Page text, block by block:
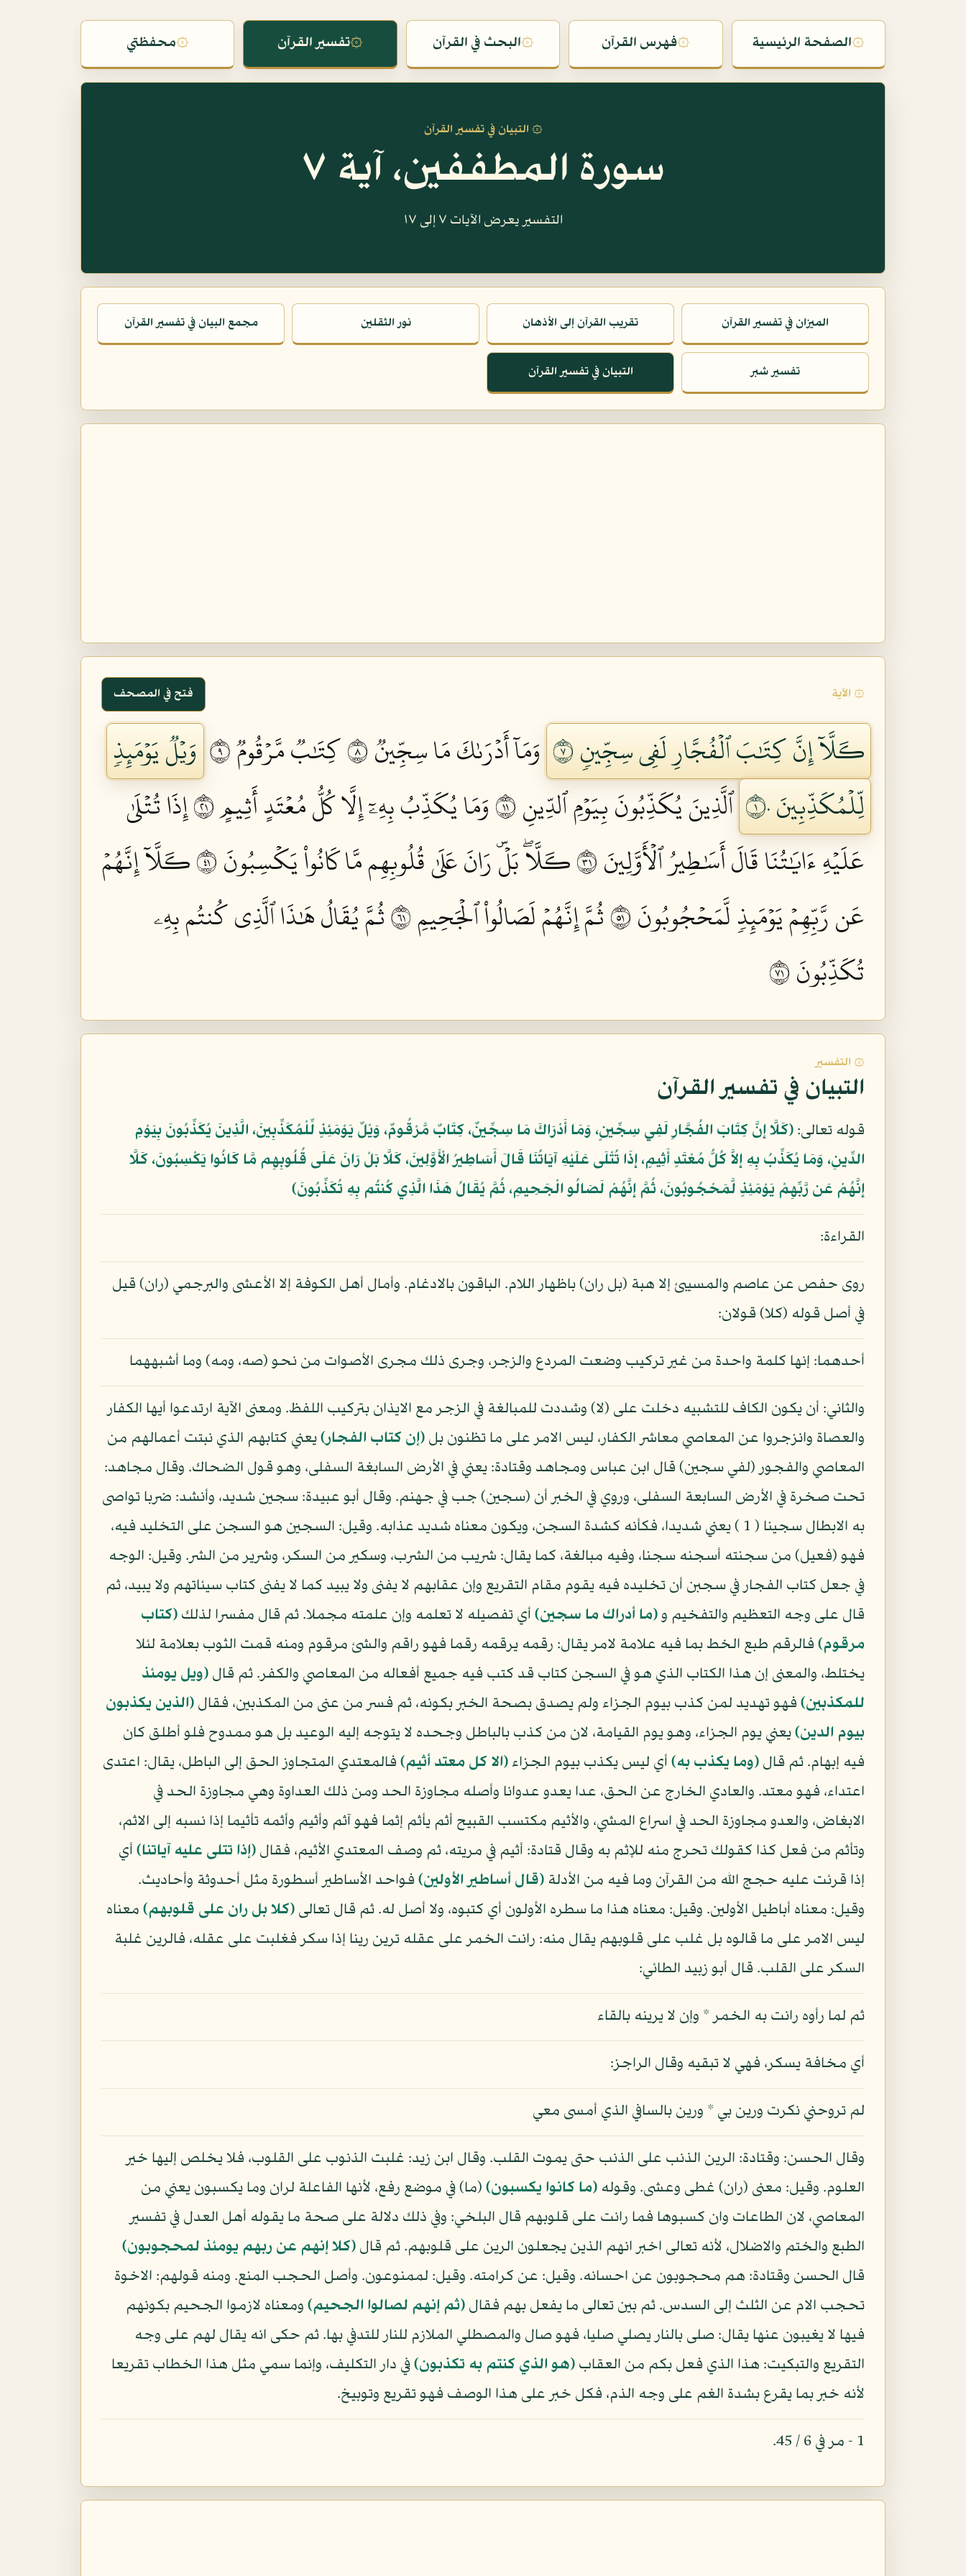
۞الصفحة الرئيسية ۞فهرس القرآن ۞البحث في القرآن ۞تفسير القرآن ۞محفظتي
۞ التبيان في تفسير القرآن
سورة المطففين، آية ٧
التفسير يعرض الآيات ٧ إلى ١٧
الميزان في تفسير القرآن تقريب القرآن إلى الأذهان نور الثقلين مجمع البيان في تفسير القرآن
تفسير شبر التبيان في تفسير القرآن
۞ الآية فتح في المصحف
كـَلَّآ إِنَّ كِتَٰبَ ٱلۡفُجَّارِ لَفِي سِجِّينٖ ٧ وَمَآ أَدۡرَىٰكَ مَا سِجِّينٞ ٨ كِتَٰبٞ مَّرۡقُومٞ ٩
وَيۡلٞ يَوۡمَئِذٖ
لِّلۡمُكَذِّبِينَ ١٠
ٱلَّذِينَ يُكَذِّبُونَ بِيَوۡمِ ٱلدِّينِ ١١ وَمَا يُكَذِّبُ بِهِۦٓ إِلَّا كُلُّ مُعۡتَدٍ أَثِيمٍ ١٢
إِذَا تُتۡلَىٰ
عَلَيۡهِ ءَايَٰتُنَا قَالَ أَسَٰطِيرُ ٱلۡأَوَّلِينَ ١٣
كـَلَّاۖ بَلۡۜ رَانَ عَلَىٰ قُلُوبِهِم مَّا كَانُواْ يَكۡسِبُونَ ١٤
كـَلَّآ إِنَّهُمۡ
عَن رَّبِّهِمۡ يَوۡمَئِذٖ لَّمَحۡجُوبُونَ ١٥
ثُمَّ إِنَّهُمۡ لَصَالُواْ ٱلۡجَحِيمِ ١٦
ثُمَّ يُقَالُ هَٰذَا ٱلَّذِي كُنتُم بِهِۦ
تُكَذِّبُونَ ١٧
۞ التفسير
التبيان في تفسير القرآن
قوله تعالى: ﴿كَلَّا إِنَّ كِتَابَ الفُجَّارِ لَفِي سِجِّينٍ، وَمَا أَدْرَاكَ مَا سِجِّينٌ، كِتَابٌ مَّرْقُومٌ، وَيْلٌ يَوْمَئِذٍ لِّلْمُكَذِّبِينَ، الَّذِينَ يُكَذِّبُونَ بِيَوْمِ
الدِّينِ، وَمَا يُكَذِّبُ بِهِ إِلاَّ كُلُّ مُعْتَدٍ أَثِيمٍ، إِذَا تُتْلَى عَلَيْهِ آيَاتُنَا قَالَ أَسَاطِيرُ الْأَوَّلِينَ، كَلَّا بَلْ رَانَ عَلَى قُلُوبِهِم مَّا كَانُوا يَكْسِبُونَ، كَلَّا
إِنَّهُمْ عَن رَّبِّهِمْ يَوْمَئِذٍ لَّمَحْجُوبُونَ، ثُمَّ إِنَّهُمْ لَصَالُو الْجَحِيمِ، ثُمَّ يُقَالُ هَذَا الَّذِي كُنتُم بِهِ تُكَذِّبُونَ﴾
القراءة:
روى حفص عن عاصم والمسيبئ إلا هبة (بل ران) باظهار اللام. الباقون بالادغام. وأمال أهل الكوفة إلا الأعشى والبرجمي (ران) قيل
في أصل قوله (كلا) قولان:
أحدهما: إنها كلمة واحدة من غير تركيب وضعت المردع والزجر، وجرى ذلك مجرى الأصوات من نحو (صه، ومه) وما أشبههما
والثاني: أن يكون الكاف للتشبيه دخلت على (لا) وشددت للمبالغة في الزجر مع الايذان بتركيب اللفظ. ومعنى الآية ارتدعوا أيها الكفار
والعصاة وانزجروا عن المعاصي معاشر الكفار، ليس الامر على ما تظنون بل (إن كتاب الفجار)يعني كتابهم الذي نبتت أعمالهم من
المعاصي والفجور (لفي سجين) قال ابن عباس ومجاهد وقتادة: يعني في الأرض السابغة السفلى، وهو قول الضحاك. وقال مجاهد:
تحت صخرة في الأرض السابعة السفلى، وروي في الخبر أن (سجين) جب في جهنم. وقال أبو عبيدة: سجين شديد، وأنشد: ضربا تواصى
به الابطال سجينا ( 1 ) يعني شديدا، فكأنه كشدة السجن، ويكون معناه شديد عذابه. وقيل: السجين هو السجن على التخليد فيه،
فهو (فعيل) من سجنته أسجنه سجنا، وفيه مبالغة، كما يقال: شريب من الشرب، وسكير من السكر، وشرير من الشر. وقيل: الوجه
في جعل كتاب الفجار في سجبن أن تخليده فيه يقوم مقام التقريع وإن عقابهم لا يفنى ولا يبيد كما لا يفنى كتاب سيئاتهم ولا يبيد، ثم
قال على وجه التعظيم والتفخيم و(ما أدراك ما سجين) أي تفصيله لا تعلمه وإن علمته مجملا. ثم قال مفسرا لذلك (كتاب
مرقوم) فالرقم طبع الخط بما فيه علامة لامر يقال: رقمه يرقمه رقما فهو راقم والشئ مرقوم ومنه قمت الثوب بعلامة لئلا
يختلط، والمعنى إن هذا الكتاب الذي هو في السجن كتاب قد كتب فيه جميع أفعاله من المعاصي والكفر. ثم قال (ويل يومئذ
للمكذبين) فهو تهديد لمن كذب بيوم الجزاء ولم يصدق بصحة الخبر بكونه، ثم فسر من عنى من المكذبين، فقال (الذين يكذبون
بيوم الدين)يعني يوم الجزاء، وهو يوم القيامة، لان من كذب بالباطل وجحده لا يتوجه إليه الوعيد بل هو ممدوح فلو أطلق كان
فيه إبهام. ثم قال (وما يكذب به) أي ليس يكذب بيوم الجزاء (الا كل معتد أثيم) فالمعتدي المتجاوز الحق إلى الباطل، يقال: اعتدى
اعتداء، فهو معتد. والعادي الخارج عن الحق، عدا يعدو عدوانا وأصله مجاوزة الحد ومن ذلك العداوة وهي مجاوزة الحد في
الابغاض، والعدو مجاوزة الحد في اسراع المشي، والأثيم مكتسب القبيح أثم يأثم إثما فهو آثم وأثيم وأثمه تأثيما إذا نسبه إلى الاثم،
وتأثم من فعل كذا كقولك تحرج منه للإثم به وقال قتادة: أثيم في مريته، ثم وصف المعتدي الأثيم، فقال (إذا تتلى عليه آياتنا) أي
إذا قرئت عليه حجج الله من القرآن وما فيه من الأدلة (قال أساطير الأولين) فواحد الأساطير أسطورة مثل أحدوثة وأحاديث.
وقيل: معناه أباطيل الأولين. وقيل: معناه هذا ما سطره الأولون أي كتبوه، ولا أصل له. ثم قال تعالى (كلا بل ران على قلوبهم) معناه
ليس الامر على ما قالوه بل غلب على قلوبهم يقال منه: رانت الخمر على عقله ترين رينا إذا سكر فغلبت على عقله، فالرين غلبة
السكر على القلب. قال أبو زبيد الطائي:
ثم لما رأوه رانت به الخمر * وإن لا يرينه بالقاء
أي مخافة يسكر، فهي لا تبقيه وقال الراجز:
لم تروحني نكرت ورين بي * ورين بالسافي الذي أمسى معي
وقال الحسن: وقتادة: الرين الذنب على الذنب حتى يموت القلب. وقال ابن زيد: غلبت الذنوب على القلوب، فلا يخلص إليها خير
العلوم. وقيل: معنى (ران) غطى وعشى. وقوله (ما كانوا يكسبون) (ما) في موضع رفع، لأنها الفاعلة لران وما يكسبون يعني من
المعاصي، لان الطاعات وان كسبوها فما رانت على قلوبهم قال البلخي: وفي ذلك دلالة على صحة ما يقوله أهل العدل في تفسير
الطبع والختم والاضلال، لأنه تعالى اخبر انهم الذين يجعلون الرين على قلوبهم. ثم قال (كلا إنهم عن ربهم يومئذ لمحجوبون)
قال الحسن وقتادة: هم محجوبون عن احسانه. وقيل: عن كرامته. وقيل: لممنوعون. وأصل الحجب المنع. ومنه قولهم: الاخوة
تحجب الام عن الثلث إلى السدس. ثم بين تعالى ما يفعل بهم فقال (ثم إنهم لصالوا الجحيم) ومعناه لازموا الجحيم بكونهم
فيها لا يغيبون عنها يقال: صلى بالنار يصلي صليا، فهو صال والمصطلي الملازم للنار للتدفي بها. ثم حكى انه يقال لهم على وجه
التقريع والتبكيت: هذا الذي فعل بكم من العقاب (هو الذي كنتم به تكذبون)في دار التكليف، وإنما سمي مثل هذا الخطاب تقريعا
لأنه خبر بما يقرع بشدة الغم على وجه الذم، فكل خبر على هذا الوصف فهو تقريع وتوبيخ.
1 - مر في 6 / 45.